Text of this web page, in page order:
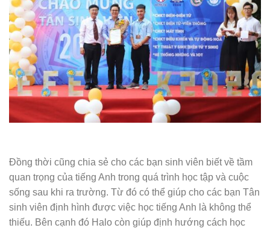
Đồng thời cũng chia sẻ cho các bạn sinh viên biết về tầm
quan trọng của tiếng Anh trong quá trình học tập và cuộc
sống sau khi ra trường. Từ đó có thể giúp cho các bạn Tân
sinh viên định hình được việc học tiếng Anh là không thể
thiếu. Bên cạnh đó Halo còn giúp định hướng cách học